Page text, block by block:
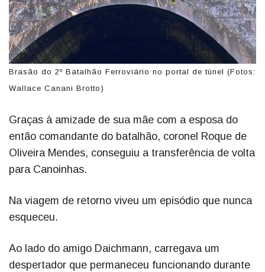
Brasão do 2º Batalhão Ferroviário no portal de túnel (Fotos:
Wallace Canani Brotto)
Graças à amizade de sua mãe com a esposa do
então comandante do batalhão, coronel Roque de
Oliveira Mendes, conseguiu a transferência de volta
para Canoinhas.
Na viagem de retorno viveu um episódio que nunca
esqueceu.
Ao lado do amigo Daichmann, carregava um
despertador que permaneceu funcionando durante